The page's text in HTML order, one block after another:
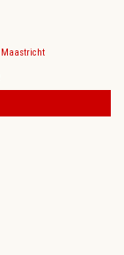
Maastricht